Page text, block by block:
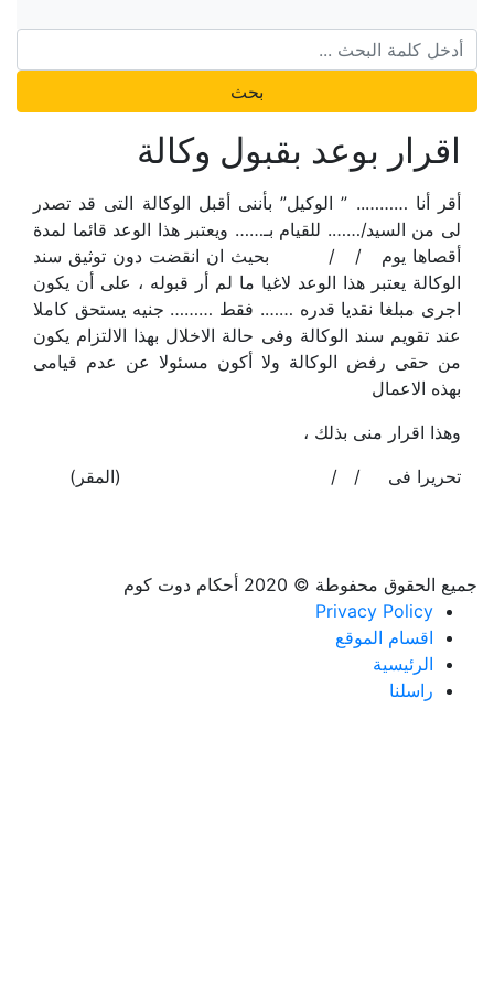
بحث
اقرار بوعد بقبول وكالة
أقر أنا ……….. ” الوكيل” بأننى أقبل الوكالة التى قد تصدر
لى من السيد/……. للقيام بـ…… ويعتبر هذا الوعد قائما لمدة
أقصاها يوم / / بحيث ان انقضت دون توثيق سند
الوكالة يعتبر هذا الوعد لاغيا ما لم أر قبوله ، على أن يكون
اجرى مبلغا نقديا قدره ……. فقط ……… جنيه يستحق كاملا
عند تقويم سند الوكالة وفى حالة الاخلال بهذا الالتزام يكون
من حقى رفض الوكالة ولا أكون مسئولا عن عدم قيامى
بهذه الاعمال
وهذا اقرار منى بذلك ،
تحريرا فى / / (المقر)
جميع الحقوق محفوطة © 2020 أحكام دوت كوم
Privacy Policy
اقسام الموقع
الرئيسية
راسلنا